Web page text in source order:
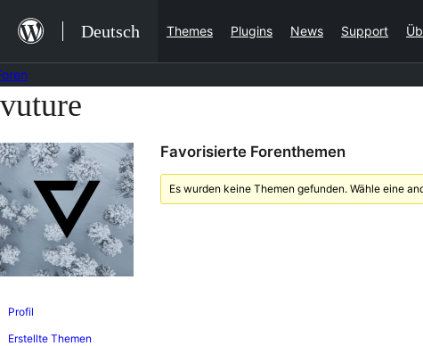
Inhalt
springen
Deutsch Themes Plugins News Support
Zum
springen
vuture
Profil
Erstellte Themen
Favorisierte Forenthemen
Es wurden keine Themen gefunden. Wähle eine